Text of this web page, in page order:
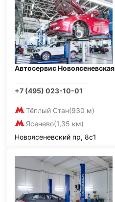
Автосервис Новоясеневская
+7 (495) 023-10-01
Тёплый Стан(930 м)
Ясенево(1,35 км)
Новоясеневский пр, 8с1